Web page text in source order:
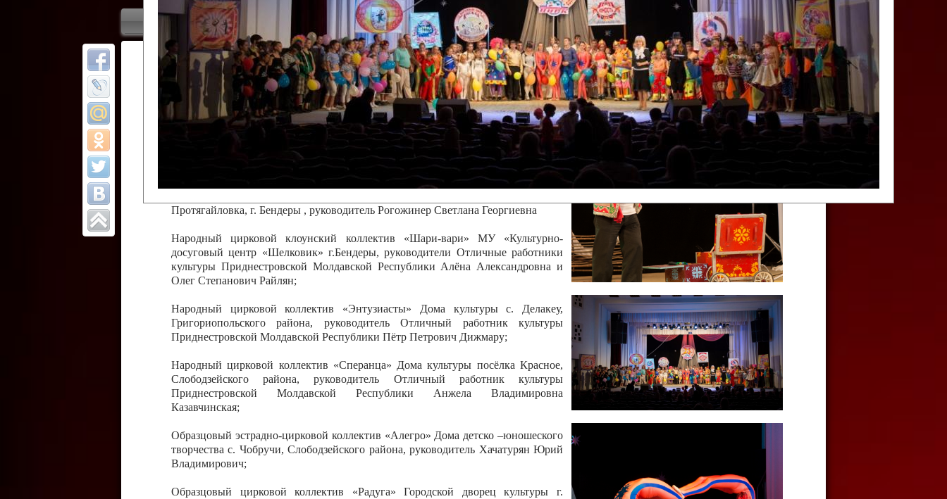
Приветствие Новости Афиша Арт-монитор Арт-прожектор Инфо Контакты
ОТЧЕТЫ ГКЦ "ДВОРЕЦ РЕСПУБЛИКИ"
Все отчеты
Финал Республиканского фестиваля
цирковых коллективов "Созвездие
Приднестровского цирка"
Протягайловка, г. Бендеры , руководитель Рогожинер Светлана Георгиевна
Народный цирковой клоунский коллектив «Шари-вари» МУ «Культурно-
досуговый центр «Шелковик» г.Бендеры, руководители Отличные работники
культуры Приднестровской Молдавской Республики Алёна Александровна и
Олег Степанович Райлян;
Народный цирковой коллектив «Энтузиасты» Дома культуры с. Делакеу,
Григориопольского района, руководитель Отличный работник культуры
Приднестровской Молдавской Республики Пётр Петрович Дижмару;
Народный цирковой коллектив «Сперанца» Дома культуры посёлка Красное,
Слободзейского района, руководитель Отличный работник культуры
Приднестровской Молдавской Республики Анжела Владимировна
Казавчинская;
Образцовый эстрадно-цирковой коллектив «Алегро» Дома детско –юношеского
творчества с. Чобручи, Слободзейского района, руководитель Хачатурян Юрий
Владимирович;
Образцовый цирковой коллектив «Радуга» Городской дворец культуры г.